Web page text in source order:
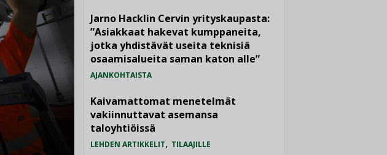
Jarno Hacklin Cervin yrityskaupasta:
”Asiakkaat hakevat kumppaneita,
jotka yhdistävät useita teknisiä
osaamisalueita saman katon alle”
AJANKOHTAISTA
Kaivamattomat menetelmät
vakiinnuttavat asemansa
taloyhtiöissä
LEHDEN ARTIKKELIT, TILAAJILLE